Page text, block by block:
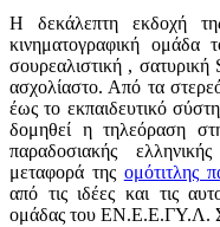
Η δεκάλεπτη εκδοχή
κινηματογραφική ομάδα
σουρεαλιστική ,
ασχολίαστο. Από τα
έως το εκπαιδευτικό
δομηθεί η τηλεόραση
παραδοσιακής
μεταφορά της ομότιτλης
από τις ιδέες και τις
ομάδας του ΕΝ.Ε.Ε.ΓΥ.Λ.